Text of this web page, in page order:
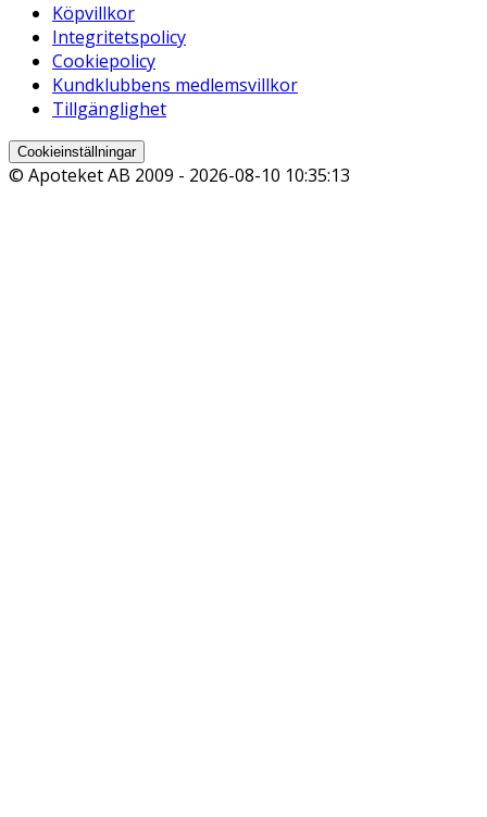
Köpvillkor
Integritetspolicy
Cookiepolicy
Kundklubbens medlemsvillkor
Tillgänglighet
Cookieinställningar
© Apoteket AB 2009 - 2026-08-10 10:35:13